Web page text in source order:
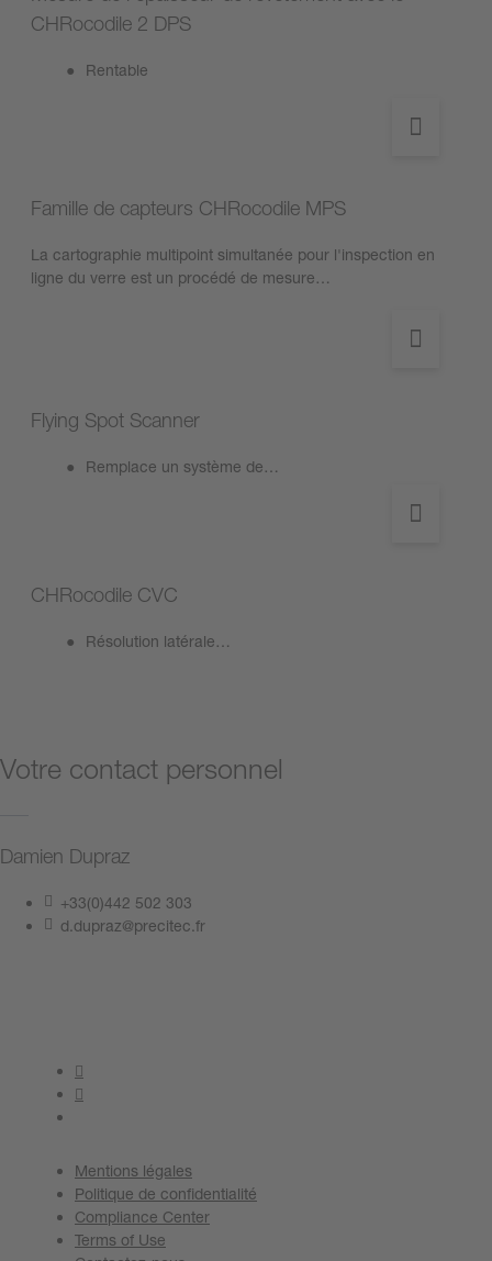
CHRocodile 2 DPS
Rentable
Famille de capteurs CHRocodile MPS
La cartographie multipoint simultanée pour l'inspection en
ligne du verre est un procédé de mesure…
Flying Spot Scanner
Remplace un système de…
CHRocodile CVC
Résolution latérale…
Votre contact personnel
Damien Dupraz
+33(0)442 502 303
d.dupraz@precitec.fr
Mentions légales
Politique de confidentialité
Compliance Center
Terms of Use